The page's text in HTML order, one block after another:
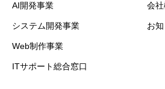
AI開発事業
システム開発事業
Web制作事業
ITサポート総合窓口
会
お